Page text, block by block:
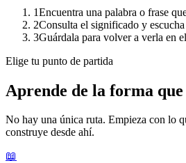
1Encuentra una palabra o frase
2Consulta el significado y
3Guárdala para volver a verla en
Elige tu punto de partida
Aprende de la forma que
No hay una única ruta. Empieza con lo
construye desde ahí.
📖